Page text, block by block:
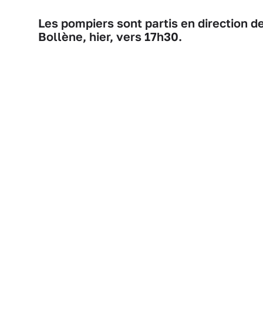
Les pompiers sont partis en direction
Bollène, hier, vers 17h30.